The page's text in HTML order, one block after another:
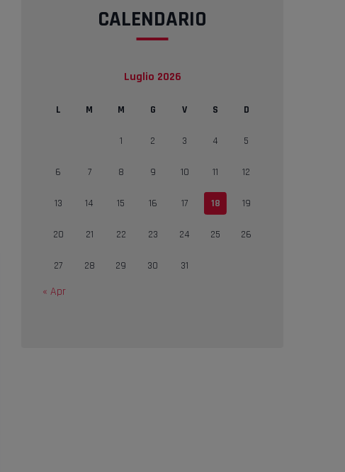
CALENDARIO
Luglio 2026
L M M G V S D
1 2 3 4 5
6 7 8 9 10 11 12
13 14 15 16 17 18 19
20 21 22 23 24 25 26
27 28 29 30 31
« Apr